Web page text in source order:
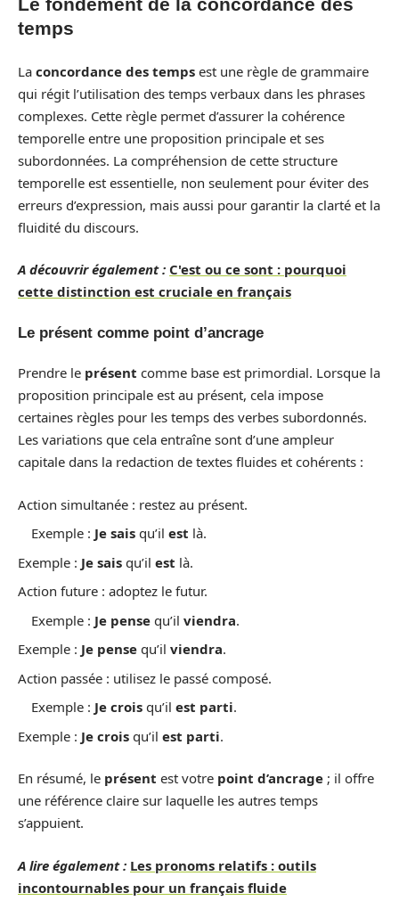
temps
La concordance des temps est une règle de grammaire
qui régit l’utilisation des temps verbaux dans les phrases
complexes. Cette règle permet d’assurer la cohérence
temporelle entre une proposition principale et ses
subordonnées. La compréhension de cette structure
temporelle est essentielle, non seulement pour éviter des
erreurs d’expression, mais aussi pour garantir la clarté et la
fluidité du discours.
A découvrir également : C'est ou ce sont : pourquoi
cette distinction est cruciale en français
Le présent comme point d’ancrage
Prendre le présent comme base est primordial. Lorsque la
proposition principale est au présent, cela impose
certaines règles pour les temps des verbes subordonnés.
Les variations que cela entraîne sont d’une ampleur
capitale dans la redaction de textes fluides et cohérents :
Action simultanée : restez au présent.
Exemple : Je sais qu’il est là.
Exemple : Je sais qu’il est là.
Action future : adoptez le futur.
Exemple : Je pense qu’il viendra.
Exemple : Je pense qu’il viendra.
Action passée : utilisez le passé composé.
Exemple : Je crois qu’il est parti.
Exemple : Je crois qu’il est parti.
En résumé, le présent est votre point d’ancrage ; il offre
une référence claire sur laquelle les autres temps
s’appuient.
A lire également : Les pronoms relatifs : outils
incontournables pour un français fluide